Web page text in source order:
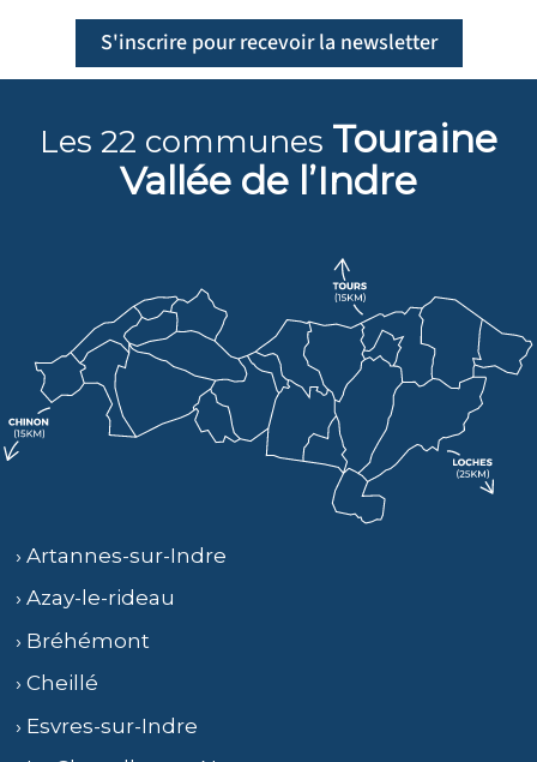
S'inscrire pour recevoir la newsletter
Les 22 communes Touraine
Vallée de l’Indre
› Artannes-sur-Indre
› Azay-le-rideau
› Bréhémont
› Cheillé
› Esvres-sur-Indre